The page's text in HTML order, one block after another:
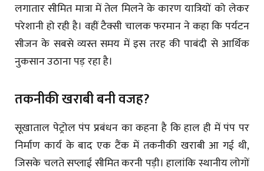
लगातार सीमित मात्रा में तेल मिलने के कारण यात्रियों को लेकर
परेशानी हो रही है। वहीं टैक्सी चालक फरमान ने कहा कि पर्यटन
सीजन के सबसे व्यस्त समय में इस तरह की पाबंदी से आर्थिक
नुकसान उठाना पड़ रहा है।
तकनीकी खराबी बनी वजह?
सूखाताल पेट्रोल पंप प्रबंधन का कहना है कि हाल ही में पंप पर
निर्माण कार्य के बाद एक टैंक में तकनीकी खराबी आ गई थी,
जिसके चलते सप्लाई सीमित करनी पड़ी। हालांकि स्थानीय लोगों